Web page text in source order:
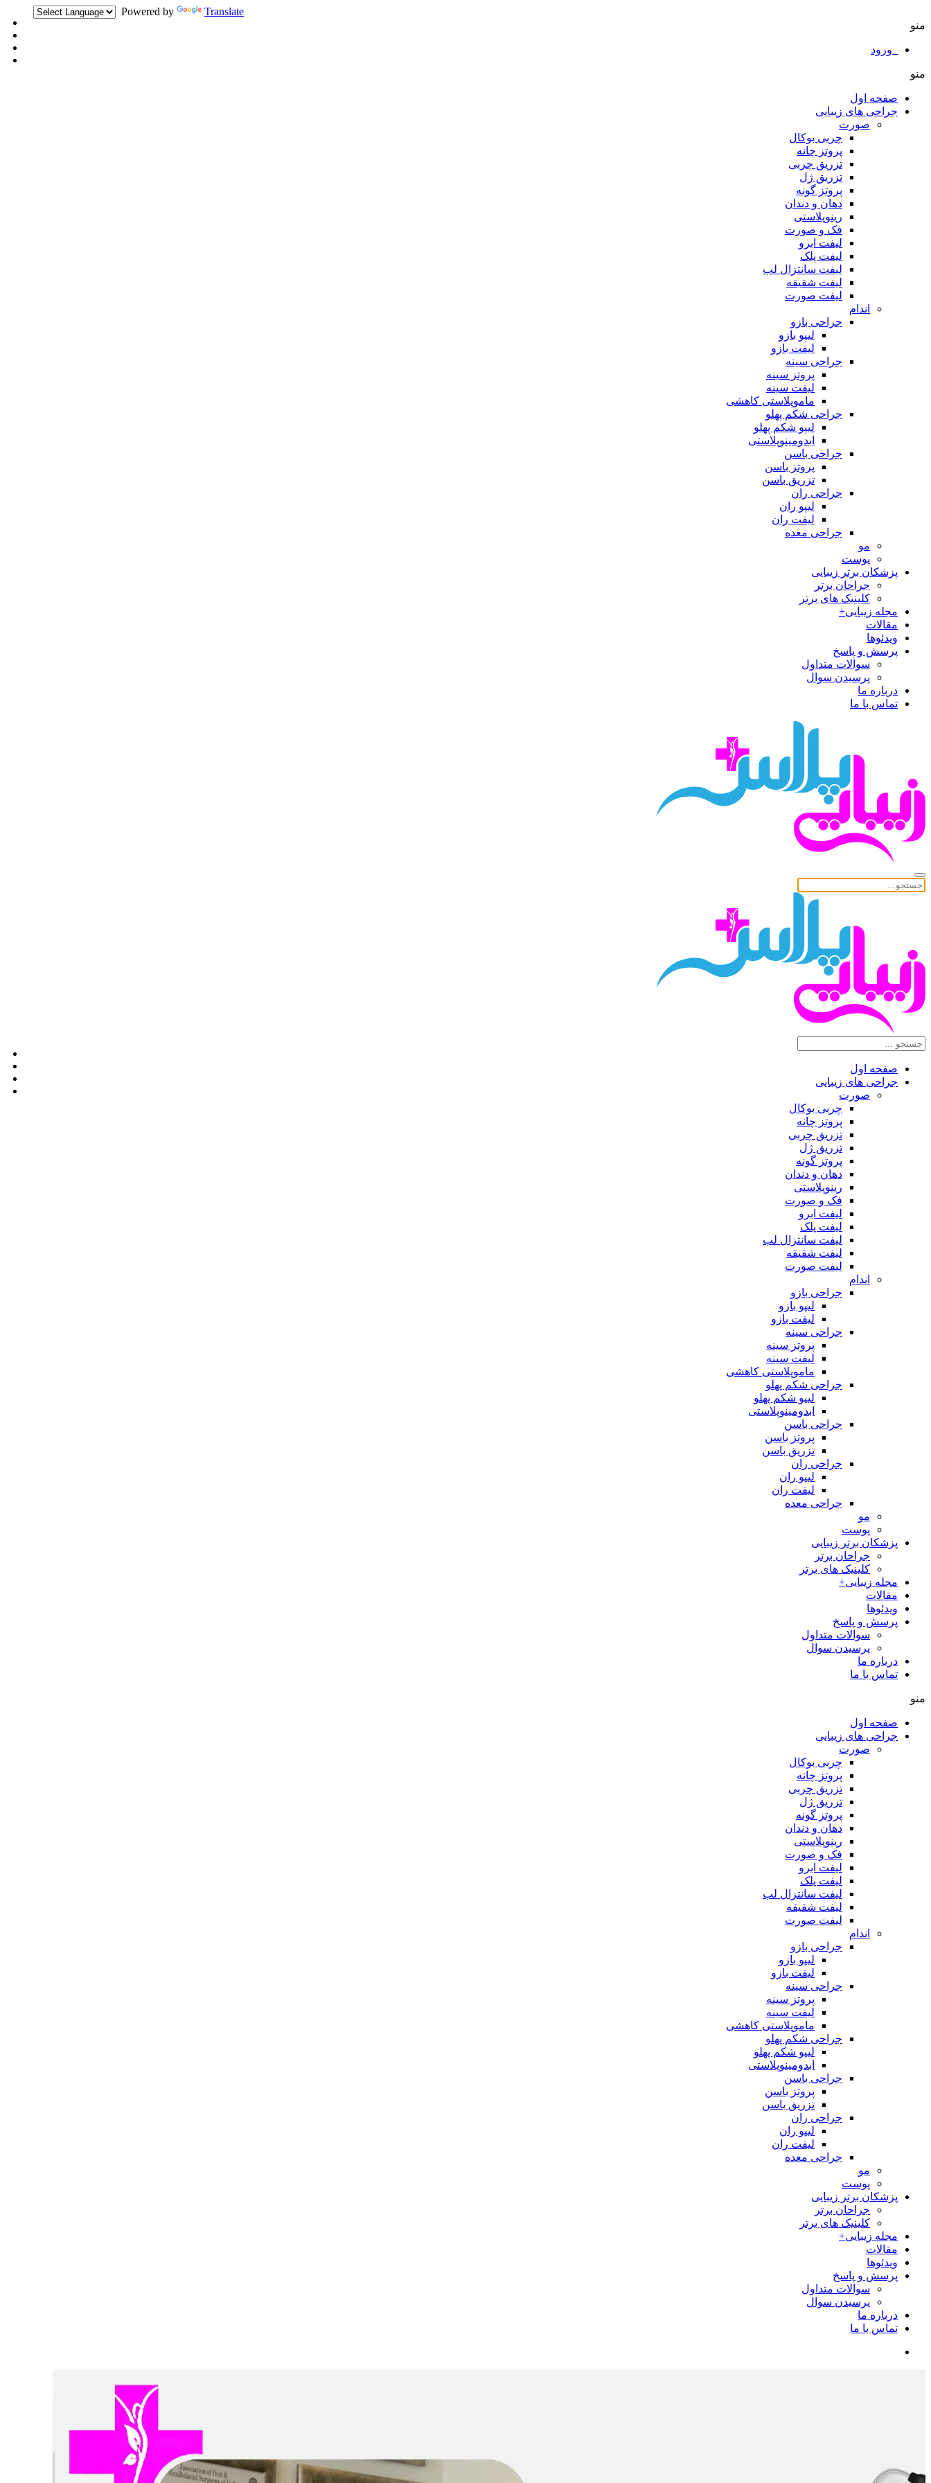
Powered by
Translate
منو
ورود
منو
صفحه اول
جراحی های زیبایی
صورت
چربی بوکال
پروتز چانه
تزریق چربی
تزریق ژل
پروتز گونه
دهان و دندان
رینوپلاستی
فک و صورت
لیفت ابرو
لیفت پلک
لیفت سانتزال لب
لیفت شقیقه
لیفت صورت
اندام
جراحی بازو
لیپو بازو
لیفت بازو
جراحی سینه
پروتز سینه
لیفت سینه
ماموپلاستی کاهشی
جراحی شکم پهلو
لیپو شکم پهلو
ابدومینوپلاستی
جراحی باسن
پروتز باسن
تزریق باسن
جراحی ران
لیپو ران
لیفت ران
جراحی معده
مو
پوست
پزشکان برتر زیبایی
جراحان برتر
کلینیک های برتر
مجله زیبایی+
مقالات
ویدئوها
پرسش و پاسخ
سوالات متداول
پرسیدن سوال
درباره ما
تماس با ما
صفحه اول
جراحی های زیبایی
صورت
چربی بوکال
پروتز چانه
تزریق چربی
تزریق ژل
پروتز گونه
دهان و دندان
رینوپلاستی
فک و صورت
لیفت ابرو
لیفت پلک
لیفت سانتزال لب
لیفت شقیقه
لیفت صورت
اندام
جراحی بازو
لیپو بازو
لیفت بازو
جراحی سینه
پروتز سینه
لیفت سینه
ماموپلاستی کاهشی
جراحی شکم پهلو
لیپو شکم پهلو
ابدومینوپلاستی
جراحی باسن
پروتز باسن
تزریق باسن
جراحی ران
لیپو ران
لیفت ران
جراحی معده
مو
پوست
پزشکان برتر زیبایی
جراحان برتر
کلینیک های برتر
مجله زیبایی+
مقالات
ویدئوها
پرسش و پاسخ
سوالات متداول
پرسیدن سوال
درباره ما
تماس با ما
منو
صفحه اول
جراحی های زیبایی
صورت
چربی بوکال
پروتز چانه
تزریق چربی
تزریق ژل
پروتز گونه
دهان و دندان
رینوپلاستی
فک و صورت
لیفت ابرو
لیفت پلک
لیفت سانتزال لب
لیفت شقیقه
لیفت صورت
اندام
جراحی بازو
لیپو بازو
لیفت بازو
جراحی سینه
پروتز سینه
لیفت سینه
ماموپلاستی کاهشی
جراحی شکم پهلو
لیپو شکم پهلو
ابدومینوپلاستی
جراحی باسن
پروتز باسن
تزریق باسن
جراحی ران
لیپو ران
لیفت ران
جراحی معده
مو
پوست
پزشکان برتر زیبایی
جراحان برتر
کلینیک های برتر
مجله زیبایی+
مقالات
ویدئوها
پرسش و پاسخ
سوالات متداول
پرسیدن سوال
درباره ما
تماس با ما